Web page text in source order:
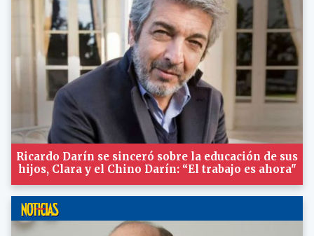
Ricardo Darín se sinceró sobre la educación de sus
hijos, Clara y el Chino Darín: “El trabajo es ahora"